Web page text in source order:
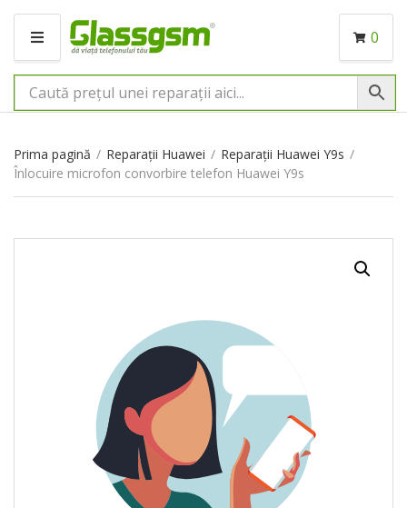
M
N
I
0
Prima pagină / Reparații Huawei / Reparații Huawei Y9s /
Înlocuire microfon convorbire telefon Huawei Y9s